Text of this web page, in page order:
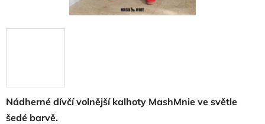
Nádherné dívčí volnější kalhoty MashMnie ve světle
šedé barvě.